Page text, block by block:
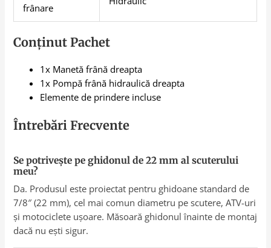
frânare
Conținut Pachet
1x Manetă frână dreapta
1x Pompă frână hidraulică dreapta
Elemente de prindere incluse
Întrebări Frecvente
Se potrivește pe ghidonul de 22 mm al scuterului
meu?
Da. Produsul este proiectat pentru ghidoane standard de
7/8″ (22 mm), cel mai comun diametru pe scutere, ATV-uri
și motociclete ușoare. Măsoară ghidonul înainte de montaj
dacă nu ești sigur.